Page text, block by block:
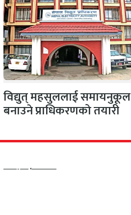
विद्युत् महसुललाई समायनुकूल
बनाउने प्राधिकरणको तयारी
प्रकाशक/सञ्चालक